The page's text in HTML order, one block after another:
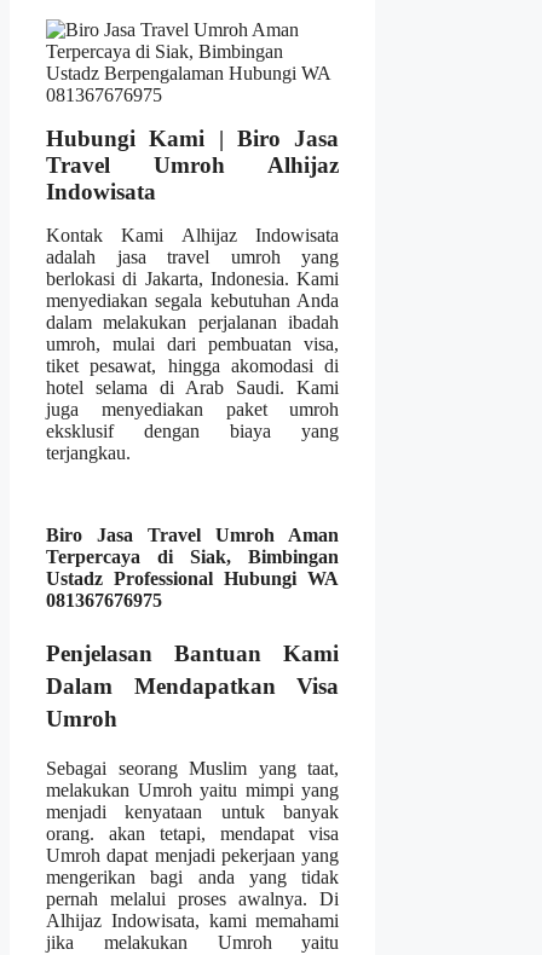
Hubungi Kami | Biro Jasa
Travel Umroh Alhijaz
Indowisata
Kontak Kami Alhijaz Indowisata
adalah jasa travel umroh yang
berlokasi di Jakarta, Indonesia. Kami
menyediakan segala kebutuhan Anda
dalam melakukan perjalanan ibadah
umroh, mulai dari pembuatan visa,
tiket pesawat, hingga akomodasi di
hotel selama di Arab Saudi. Kami
juga menyediakan paket umroh
eksklusif dengan biaya yang
terjangkau.
Biro Jasa Travel Umroh Aman
Terpercaya di Siak, Bimbingan
Ustadz Professional Hubungi WA
081367676975
Penjelasan Bantuan Kami
Dalam Mendapatkan Visa
Umroh
Sebagai seorang Muslim yang taat,
melakukan Umroh yaitu mimpi yang
menjadi kenyataan untuk banyak
orang. akan tetapi, mendapat visa
Umroh dapat menjadi pekerjaan yang
mengerikan bagi anda yang tidak
pernah melalui proses awalnya. Di
Alhijaz Indowisata, kami memahami
jika melakukan Umroh yaitu